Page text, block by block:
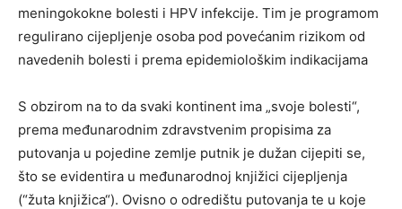
meningokokne bolesti i HPV infekcije. Tim je programom
regulirano cijepljenje osoba pod povećanim rizikom od
navedenih bolesti i prema epidemiološkim indikacijama
S obzirom na to da svaki kontinent ima „svoje bolesti“,
prema međunarodnim zdravstvenim propisima za
putovanja u pojedine zemlje putnik je dužan cijepiti se,
što se evidentira u međunarodnoj knjižici cijepljenja
(“žuta knjižica“). Ovisno o odredištu putovanja te u koje